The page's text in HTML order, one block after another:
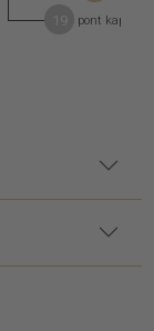
pont kapható